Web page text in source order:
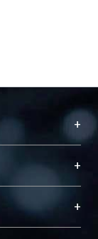
+
藏及向國際
圖書館整合
同功能平
期能整合研
+
+